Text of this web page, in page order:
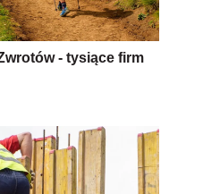
- tysiące firm